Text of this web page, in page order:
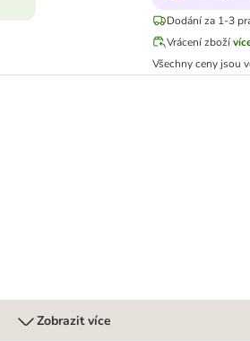
Dodání za 1-3
Vrácení zboží
Všechny ceny jsou
g
Zobrazit více